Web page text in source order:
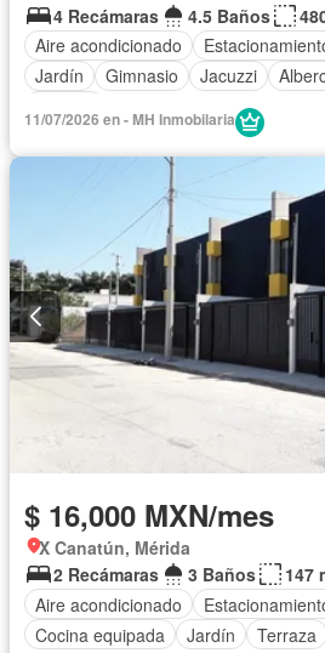
4 Recámaras
4.5 Baños
Aire acondicionado
Jardín
Gimnasio Jacuzzi
11/07/2026 en - MH Inmobilaria
$ 16,000 MXN/mes
X Canatún, Mérida
2 Recámaras
3 Baños
147
Aire acondicionado
Cocina equipada
Jardín Terraza